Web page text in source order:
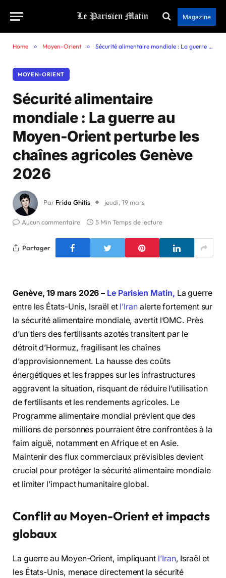
Magazine
Home » Moyen-Orient » Sécurité alimentaire mondiale : La guerre au Moyen-Orient perturbe les chaînes agricoles Genève 2026
MOYEN-ORIENT
Sécurité alimentaire
mondiale : La guerre au
Moyen-Orient perturbe les
chaînes agricoles Genève
2026
Par Frida Ghitis jeudi, 19 mars
Aucun commentaire 5 Min Temps de lecture
Partager
Genève, 19 mars 2026 – Le Parisien Matin, La guerre
entre les États-Unis, Israël et l’Iranalerte fortement sur
la sécurité alimentaire mondiale, avertit l’OMC. Près
d’un tiers des fertilisants azotés transitent par le
détroit d’Hormuz, fragilisant les chaînes
d’approvisionnement. La hausse des coûts
énergétiques et les frappes sur les infrastructures
aggravent la situation, risquant de réduire l’utilisation
de fertilisants et les rendements agricoles. Le
Programme alimentaire mondial prévient que des
millions de personnes pourraient être confrontées à la
faim aiguë, notamment en Afrique et en Asie.
Maintenir des flux commerciaux prévisibles devient
crucial pour protéger la sécurité alimentaire mondiale
et limiter l’impact humanitaire global.
Conflit au Moyen-Orient et impacts
globaux
La guerre au Moyen-Orient, impliquant l’Iran, Israël et
les États-Unis, menace directement la sécurité